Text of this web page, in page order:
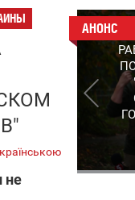
не
АНОНС
АНОНС